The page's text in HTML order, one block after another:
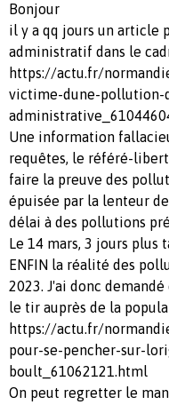
Bonjour
il y a qq jours un article
administratif dans le
https://actu.fr/
victime-dune-pollution-
Une information
requêtes, le référé-
faire la preuve des
épuisée par la lenteur
délai à des pollutions
Le 14 mars, 3 jours
ENFIN la réalité des
2023. J'ai donc
le tir auprès de la
https://actu.fr/
pour-se-pencher-sur-
boult_61062121.html
On peut regretter le